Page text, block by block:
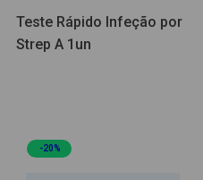
Teste Rápido Infeção por
Strep A 1un
-20%